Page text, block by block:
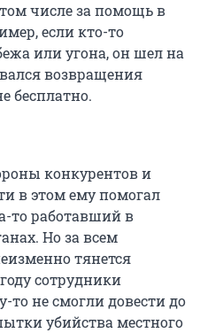
числе за помощь в
если кто-то
или угона, он шел на
возвращения
бесплатно.
конкурентов и
в этом ему помогал
то работавший в
Но за всем
тянется
сотрудники
то не смогли довести до
убийства местного